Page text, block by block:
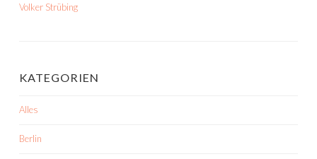
Volker Strübing
KATEGORIEN
Alles
Berlin